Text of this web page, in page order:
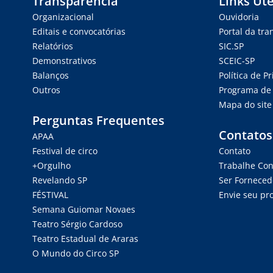
Organizacional
Editais e convocatórias
Relatórios
Demonstrativos
Balanços
Outros
Perguntas Frequentes
APAA
Festival de circo
+Orgulho
Revelando SP
FÉSTIVAL
Semana Guiomar Novaes
Teatro Sérgio Cardoso
Teatro Estadual de Araras
O Mundo do Circo SP
Ouvidoria
Portal da
SIC.SP
SCEIC-SP
Política de
Programa
Mapa do site
Contatos
Contato
Trabalhe
Ser
Envie seu